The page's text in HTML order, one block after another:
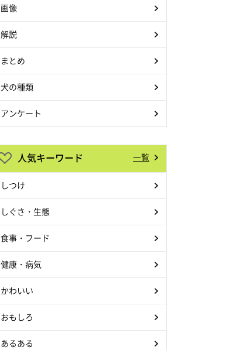
画像
解説
まとめ
犬の種類
アンケート
人気キーワード 一覧
しつけ
しぐさ・生態
食事・フード
健康・病気
かわいい
おもしろ
あるある